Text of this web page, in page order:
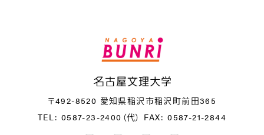
〒492-8520 愛知県稲沢市稲沢町前田365
TEL: 0587-23-2400（代） FAX: 0587-21-2844